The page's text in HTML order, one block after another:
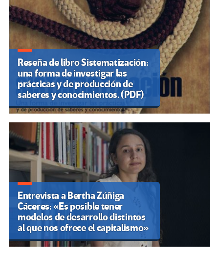
Reseña de libro Sistematización:
una forma de investigar las
prácticas y de producción de
saberes y conocimientos. (PDF)
Entrevista a Bertha Zúñiga
Cáceres: «Es posible tener
modelos de desarrollo distintos
al que nos ofrece el capitalismo»